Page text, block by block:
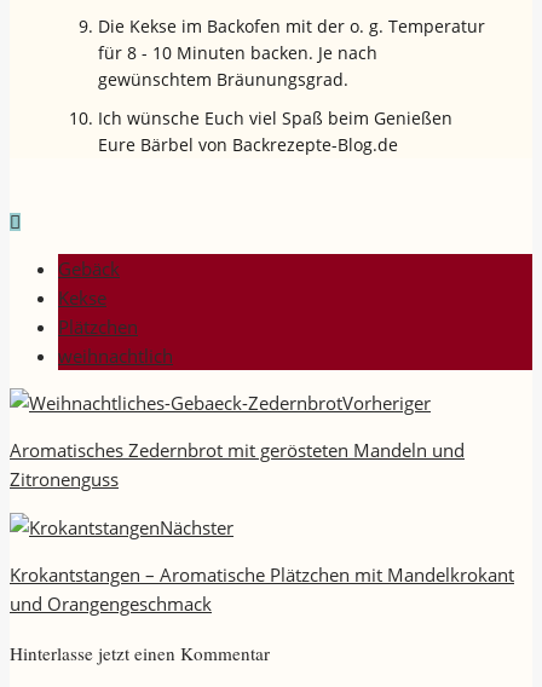
Die Kekse im Backofen mit der o. g. Temperatur
für 8 - 10 Minuten backen. Je nach
gewünschtem Bräunungsgrad.
Ich wünsche Euch viel Spaß beim Genießen
Eure Bärbel von Backrezepte-Blog.de
Gebäck
Kekse
Plätzchen
weihnachtlich
Vorheriger
Aromatisches Zedernbrot mit gerösteten Mandeln und
Zitronenguss
Nächster
Krokantstangen – Aromatische Plätzchen mit Mandelkrokant
und Orangengeschmack
Hinterlasse jetzt einen Kommentar